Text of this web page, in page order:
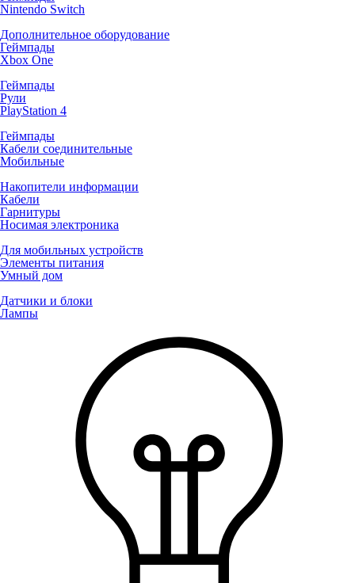
Nintendo Switch
Дополнительное оборудование
Геймпады
Xbox One
Геймпады
Рули
PlayStation 4
Геймпады
Кабели соединительные
Мобильные
Накопители информации
Кабели
Гарнитуры
Носимая электроника
Для мобильных устройств
Элементы питания
Умный дом
Датчики и блоки
Лампы